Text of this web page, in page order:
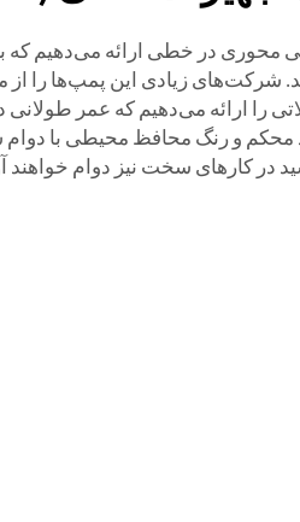
محوری در خطی ارائه می‌دهیم که
شرکت‌های زیادی این پمپ‌ها را از
را ارائه می‌دهیم که عمر طولانی
و رنگ محافظ محیطی با دوام
در کارهای سخت نیز دوام خواهند